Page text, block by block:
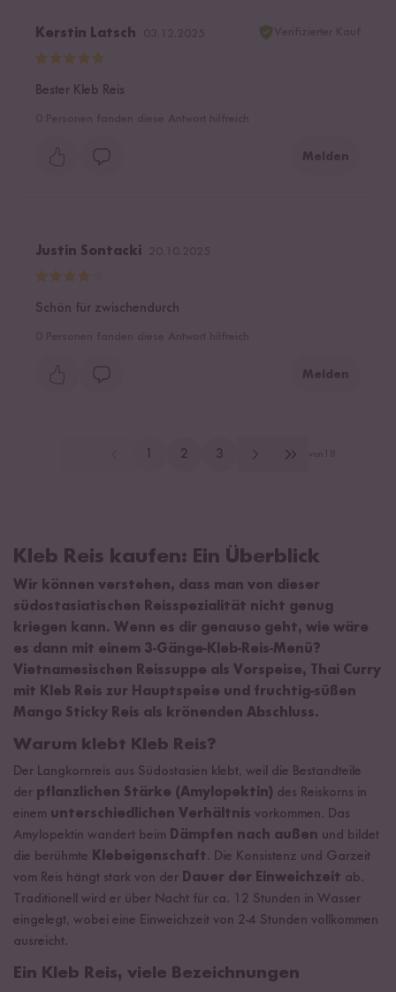
Kerstin Latsch
Bester Kleb Reis
Melden
Justin Sontacki
Schön für zwischendurch
Melden
2 3
Kleb Reis kaufen: Ein Überblick
Wir können verstehen, dass man von dieser
südostasiatischen Reisspezialität nicht genug
kriegen kann. Wenn es dir genauso geht, wie wäre
es dann mit einem 3-Gänge-Kleb-Reis-Menü?
Vietnamesischen Reissuppe als Vorspeise, Thai Curry
mit Kleb Reis zur Hauptspeise und fruchtig-süßen
Mango Sticky Reis als krönenden Abschluss.
Warum klebt Kleb Reis?
Der Langkornreis aus Südostasien klebt, weil die Bestandteile
der pflanzlichen Stärke (Amylopektin) des Reiskorns in
einem unterschiedlichen Verhältnis vorkommen. Das
Amylopektin wandert beim Dämpfen nach außen und bildet
die berühmte Klebeigenschaft. Die Konsistenz und Garzeit
vom Reis hängt stark von der Dauer der Einweichzeit ab.
Traditionell wird er über Nacht für ca. 12 Stunden in Wasser
eingelegt, wobei eine Einweichzeit von 2-4 Stunden vollkommen
ausreicht.
Ein Kleb Reis, viele Bezeichnungen